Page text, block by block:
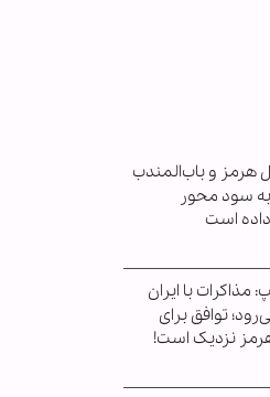
هرمز و باب‌المندب
به سود محور
است
مذاکرات با ایران
توافق برای
نزدیک است!